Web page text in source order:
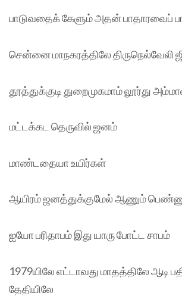
பாடுவதைக் கேளும் அதன் பாதாரவைப்
சென்னை மாநகரத்திலே திருநெல்வேலி
தூத்துக்குடி துறைமுகமாம் லூர்து
மட்டக்கட தெருவில் ஜனம்
மாண்டதையா உயிர்கள்
ஆயிரம் ஜனத்துக்குமேல் ஆணும்
ஐயோ பரிதாபம் இது யாரு போட்ட சாபம்
1979யிலே எட்டாவது மாதத்திலே ஆடி
தேதியிலே